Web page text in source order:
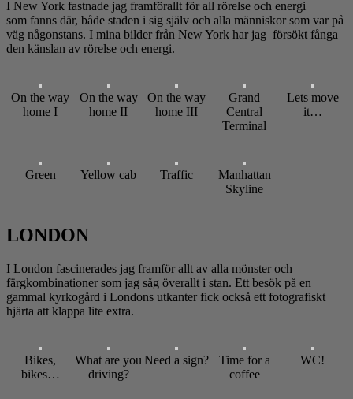
I New York fastnade jag framförallt för all rörelse och energi
som fanns där, både staden i sig själv och alla människor som var på
väg någonstans. I mina bilder från New York har jag försökt fånga
den känslan av rörelse och energi.
On the way
home I
On the way
home II
On the way
home III
Grand
Central
Terminal
Lets move
it…
Green Yellow cab Traffic
Manhattan
Skyline
LONDON
I London fascinerades jag framför allt av alla mönster och
färgkombinationer som jag såg överallt i stan. Ett besök på en
gammal kyrkogård i Londons utkanter fick också ett fotografiskt
hjärta att klappa lite extra.
Bikes,
bikes…
What are you
driving?
Need a sign?
Time for a
coffee
WC!